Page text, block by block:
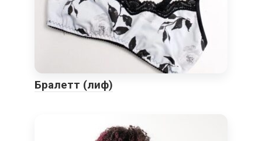
Бралетт (лиф)